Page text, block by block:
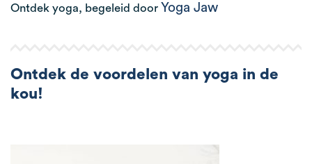
Ontdek yoga, begeleid door Yoga Jaw
Ontdek de voordelen van yoga in de
kou!